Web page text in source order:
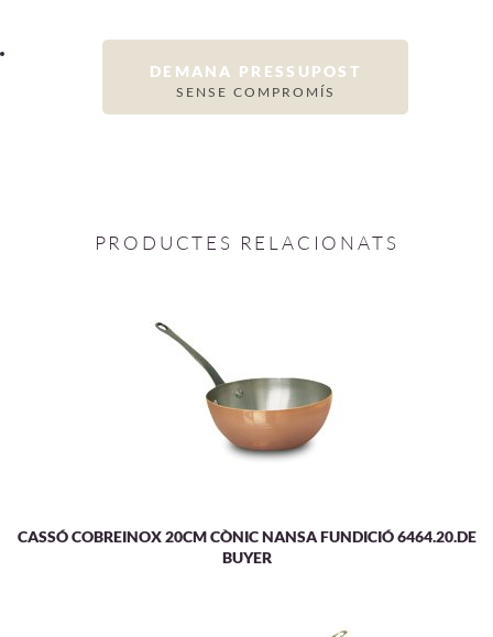
DEMANA PRESSUPOST
SENSE COMPROMÍS
PRODUCTES RELACIONATS
CASSÓ COBREINOX 20CM CÒNIC NANSA FUNDICIÓ 6464.20.DE
BUYER